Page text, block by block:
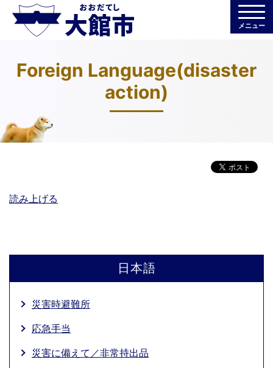
メニュー
Foreign Language(disaster
action)
読み上げる
日本語
災害時避難所
応急手当
災害に備えて／非常持出品